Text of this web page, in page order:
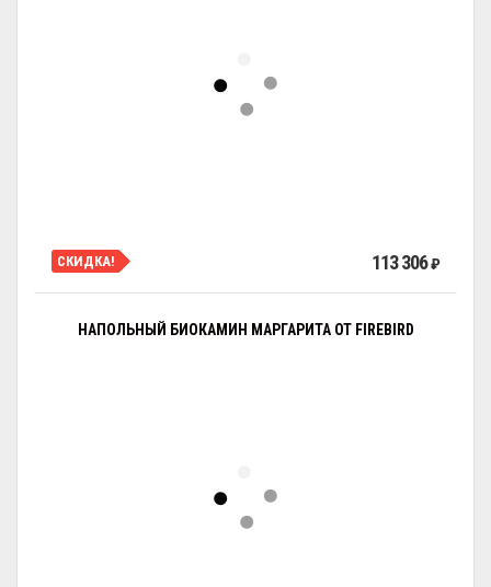
СКИДКА! 113 306₽
НАПОЛЬНЫЙ БИОКАМИН МАРГАРИТА ОТ FIREBIRD